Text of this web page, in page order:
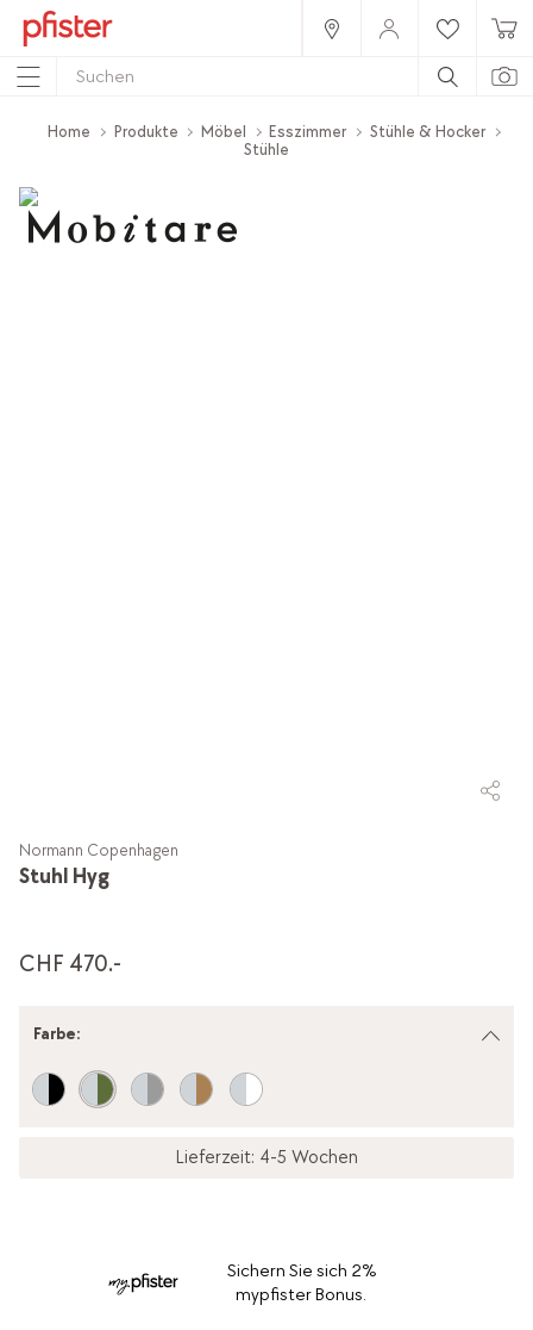
Home Produkte Möbel Esszimmer
Stühle & Hocker
Stühle
Stuhl Hyg
Normann Copenhagen
CHF 470.-
Farbe:
Lieferzeit: 4-5 Wochen
Sichern Sie sich 2%
mypfister Bonus.